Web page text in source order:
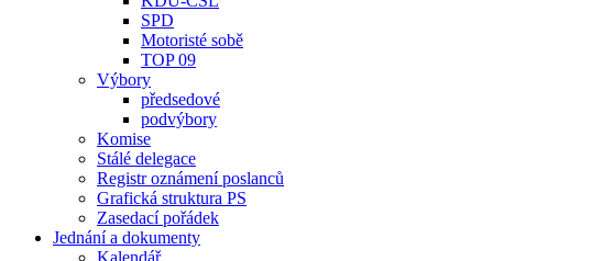
SPD
Motoristé sobě
TOP 09
Výbory
předsedové
podvýbory
Komise
Stálé delegace
Registr oznámení poslanců
Grafická struktura PS
Zasedací pořádek
Jednání a dokumenty